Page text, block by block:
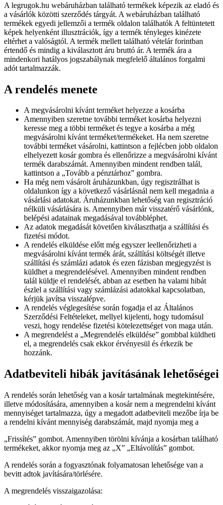
A legrugok.hu webáruházban található termékek képezik az eladó és
a vásárlók közötti szerződés tárgyát. A webáruházban található
termékek egyedi jellemzői a termék oldalon találhatók A feltüntetett
képek helyenként illusztrációk, így a termék tényleges kinézete
eltérhet a valóságtól. A termék mellett található vételár forintban
értendő és mindig a kiválasztott áru bruttó ár. A termék ára a
mindenkori hatályos jogszabálynak megfelelő általános forgalmi
adót tartalmazzák.
A rendelés menete
A megvásárolni kívánt terméket helyezze a kosárba
Amennyiben szeretne további terméket kosárba helyezni
keresse meg a többi terméket és tegye a kosárba a még
megvásárolni kívánt terméket/termékeket. Ha nem szeretne
további terméket vásárolni, kattintson a fejlécben jobb oldalon
elhelyezett kosár gombra és ellenőrizze a megvásárolni kívánt
termék darabszámát. Amennyiben mindent rendben talál,
kattintson a „Tovább a pénztárhoz” gombra.
Ha még nem vásárolt áruházunkban, úgy regisztrálhat is
oldalunkon így a következő vásárlásnál nem kell megadnia a
vásárlási adatokat. Áruházunkban lehetőség van regisztráció
nélküli vásárlására is. Amennyiben már visszatérő vásárlónk,
belépési adatainak megadásával továbbléphet.
Az adatok megadását követően kiválaszthatja a szállítási és
fizetési módot.
A rendelés elküldése előtt még egyszer leellenőrizheti a
megvásárolni kívánt termék árát, szállítási költségét illetve
szállítási és számlázi adatok és ezen fázisban megjegyzést is
küldhet a megrendelésével. Amennyiben mindent rendben
talál küldje el rendelését, abban az esetben ha valami hibát
észlel a szállítási vagy számlázási adatokkal kapcsolatban,
kérjük javítsa visszalépve.
A rendelés véglegesítése során fogadja el az Általános
Szerződési Feltételeket, mellyel kijelenti, hogy tudomásul
veszi, hogy rendelése fizetési kötelezettséget von maga után.
A megrendelést a „Megrendelés elküldése” gombbal küldheti
el, a megrendelés csak ekkor érvényesül és érkezik be
hozzánk.
Adatbeviteli hibák javításának lehetőségei
A rendelés során lehetőség van a kosár tartalmának megtekintésére,
illetve módosítására, amennyiben a kosár nem a megrendelni kívánt
mennyiséget tartalmazza, úgy a megadott adatbeviteli mezőbe írja be
a rendelni kívánt mennyiség darabszámát, majd nyomja meg a
„Frissítés” gombot. Amennyiben törölni kívánja a kosárban található
termékeket, akkor nyomja meg az „X” „Eltávolítás” gombot.
A rendelés során a fogyasztónak folyamatosan lehetősége van a
bevitt adtok javítására/törlésére.
A megrendelés visszaigazolása: